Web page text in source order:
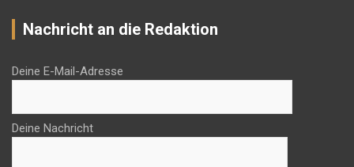
Nachricht an die Redaktion
Deine E-Mail-Adresse
Deine Nachricht